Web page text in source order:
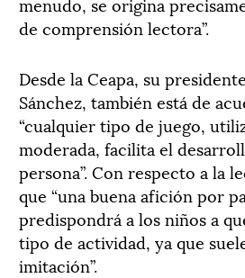
de comprensión lectora”.
Desde la Ceapa, su
Sánchez, también está de
“cualquier tipo de juego,
moderada, facilita el
persona”. Con respecto a la
que “una buena afición por
predispondrá a los niños a
tipo de actividad, ya que
imitación”.